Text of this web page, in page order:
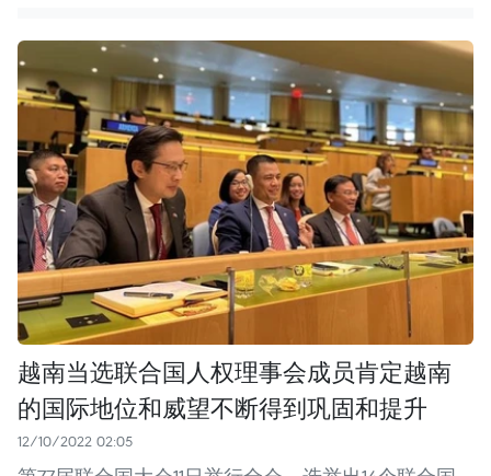
越南当选联合国人权理事会成员肯定越南
的国际地位和威望不断得到巩固和提升
12/10/2022 02:05